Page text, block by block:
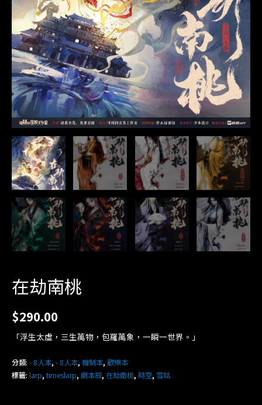
在劫南桃
$290.00
「浮生太虛，三生萬物，包羅萬象，一瞬一世界。」
分類: - 8人本,- 8人本,機制本,歡樂本
標籤: larp,timeslarp,劇本殺,在劫南桃,時空, 雪姑